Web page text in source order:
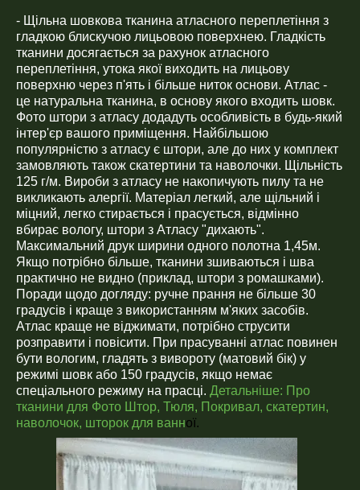
- Щільна шовкова тканина атласного переплетіння з
гладкою блискучою лицьовою поверхнею. Гладкість
тканини досягається за рахунок атласного
переплетіння, утока якої виходить на лицьову
поверхню через п'ять і більше ниток основи. Атлас -
це натуральна тканина, в основу якого входить шовк.
Фото штори з атласу додадуть особливість в будь-який
інтер'єр вашого приміщення. Найбільшою
популярністю з атласу є штори, але до них у комплект
замовляють також скатертини та наволочки. Щільність
125 г/м. Вироби з атласу не накопичують пилу та не
викликають алергії. Матеріал легкий, але щільний і
міцний, легко стирається і прасується, відмінно
вбирає вологу, штори з Атласу "дихають".
Максимальний друк ширини одного полотна 1,45м.
Якщо потрібно більше, тканини зшиваються і шва
практично не видно (приклад, штори з ромашками).
Поради щодо догляду: ручне прання не більше 30
градусів і краще з використанням м'яких засобів.
Атлас краще не віджимати, потрібно струсити
розправити і повісити. При прасуванні атлас повинен
бути вологим, гладять з вивороту (матовий бік) у
режимі шовк або 150 градусів, якщо немає
спеціального режиму на прасці. Детальніше: Про
тканини для Фото Штор, Тюля, Покривал, скатертин,
наволочок, шторок для ванної.